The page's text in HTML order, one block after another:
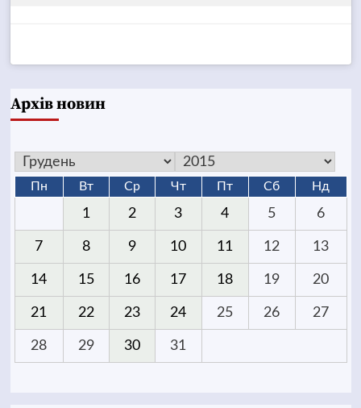
Архів новин
Пн Вт Ср Чт Пт Сб Нд
1 2 3 4 5 6
7 8 9 10 11 12 13
14 15 16 17 18 19 20
21 22 23 24 25 26 27
28 29 30 31